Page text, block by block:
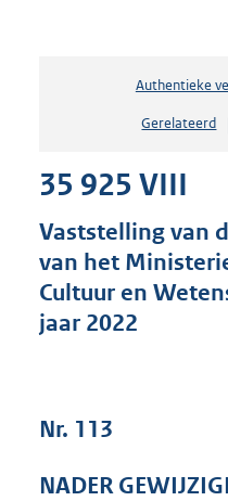
Authentieke
Gerelateerd
35 925 VIII
Vaststelling van
van het
Cultuur en
jaar 2022
Nr. 113
NADER